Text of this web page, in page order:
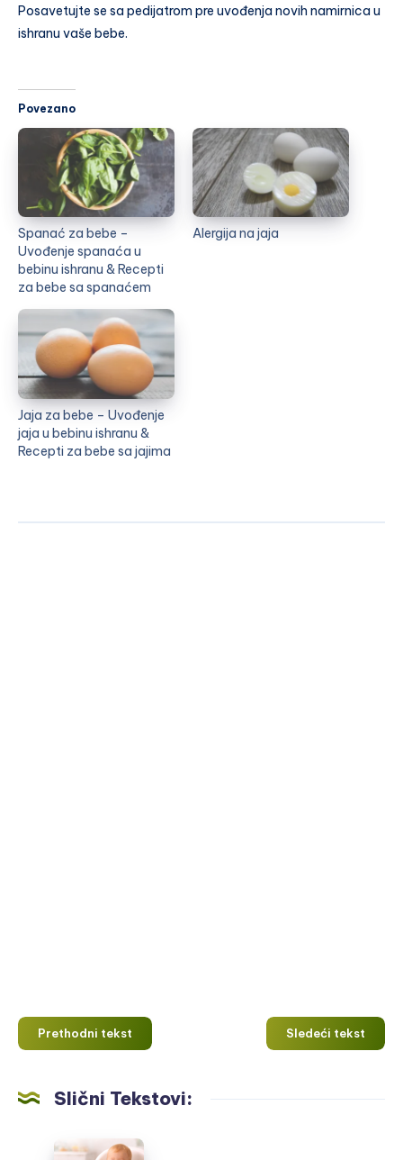
Posavetujte se sa pedijatrom pre uvođenja novih namirnica u
ishranu vaše bebe.
Povezano
Spanać za bebe –
Uvođenje spanaća u
bebinu ishranu & Recepti
za bebe sa spanaćem
Alergija na jaja
Jaja za bebe – Uvođenje
jaja u bebinu ishranu &
Recepti za bebe sa jajima
Prethodni tekst Sledeći tekst
Slični Tekstovi:
Meso